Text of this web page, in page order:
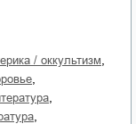
/ оккультизм